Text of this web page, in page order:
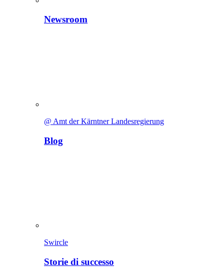
Newsroom
@ Amt der Kärntner Landesregierung
Blog
Swircle
Storie di successo